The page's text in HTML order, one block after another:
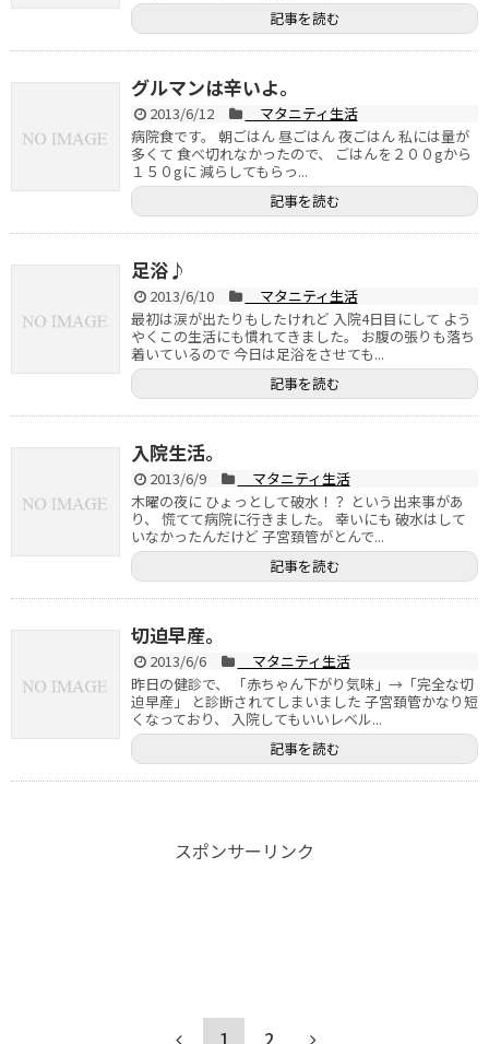
記事を読む
グルマンは辛いよ。
2013/6/12
マタニティ生活
病院食です。 朝ごはん 昼ごはん 夜ごはん 私には量が
多くて 食べ切れなかったので、 ごはんを２００gから
１５０gに 減らしてもらっ...
記事を読む
足浴♪
2013/6/10
マタニティ生活
最初は涙が出たりもしたけれど 入院4日目にして よう
やくこの生活にも慣れてきました。 お腹の張りも落ち
着いているので 今日は足浴をさせても...
記事を読む
入院生活。
2013/6/9
マタニティ生活
木曜の夜に ひょっとして破水！？ という出来事があ
り、 慌てて病院に行きました。 幸いにも 破水はして
いなかったんだけど 子宮頚管がとんで...
記事を読む
切迫早産。
2013/6/6
マタニティ生活
昨日の健診で、 「赤ちゃん下がり気味」→「完全な切
迫早産」 と診断されてしまいました 子宮頚管かなり短
くなっており、 入院してもいいレベル...
記事を読む
スポンサーリンク
1 2